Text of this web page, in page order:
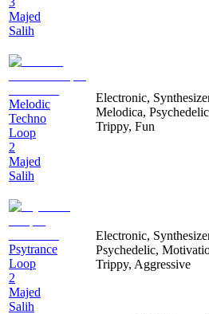
Majed
Salih
Melodic
Techno
Loop
2
Majed
Salih
Electronic,
Melodica,
Trippy, Fun
Psytrance
Loop
2
Majed
Salih
Electronic,
Psychedelic,
Trippy, Aggressive